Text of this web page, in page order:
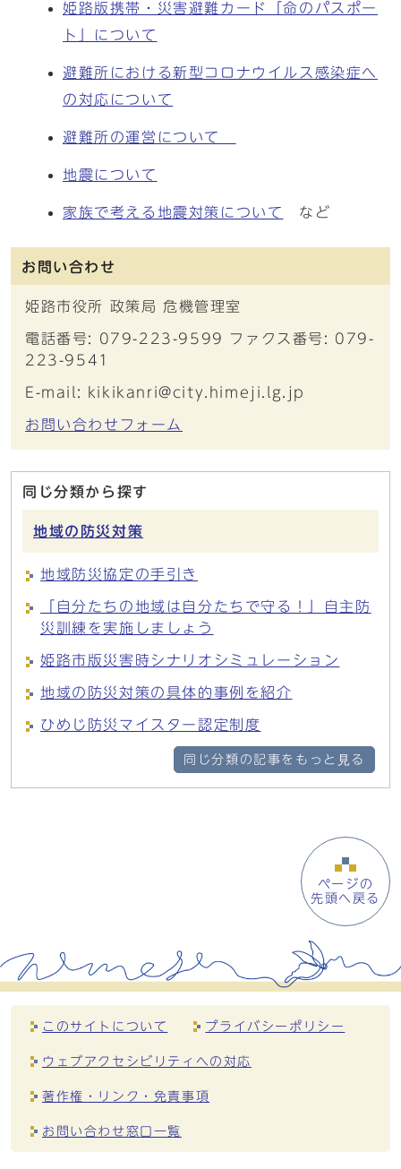
姫路版携帯・災害避難カード「命のパスポー
ト」について
避難所における新型コロナウイルス感染症へ
の対応について
避難所の運営について
地震について
家族で考える地震対策について など
お問い合わせ
姫路市役所 政策局 危機管理室
電話番号: 079-223-9599 ファクス番号: 079-
223-9541
E-mail: kikikanri@city.himeji.lg.jp
お問い合わせフォーム
同じ分類から探す
地域の防災対策
地域防災協定の手引き
「自分たちの地域は自分たちで守る！」自主防
災訓練を実施しましょう
姫路市版災害時シナリオシミュレーション
地域の防災対策の具体的事例を紹介
ひめじ防災マイスター認定制度
同じ分類の記事をもっと見る
ページの
先頭へ戻る
このサイトについて プライバシーポリシー
ウェブアクセシビリティへの対応
著作権・リンク・免責事項
お問い合わせ窓口一覧